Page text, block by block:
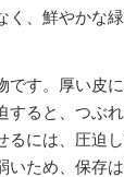
く、鮮やかな
です。厚い皮
すると、つぶ
るには、圧迫
いため、保存